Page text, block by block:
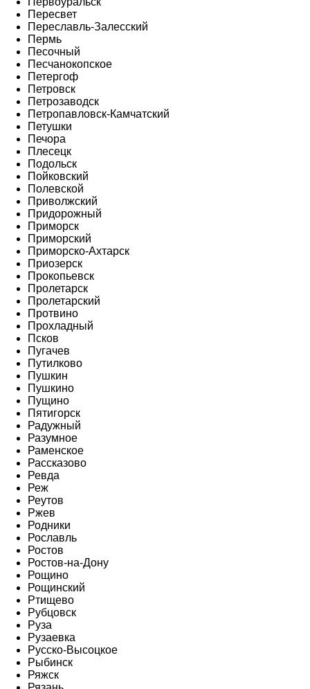
Пересвет
Переславль-Залесский
Пермь
Песочный
Песчанокопское
Петергоф
Петровск
Петрозаводск
Петропавловск-Камчатский
Петушки
Печора
Плесецк
Подольск
Пойковский
Полевской
Приволжский
Придорожный
Приморск
Приморский
Приморско-Ахтарск
Приозерск
Прокопьевск
Пролетарск
Пролетарский
Протвино
Прохладный
Псков
Пугачев
Путилково
Пушкин
Пушкино
Пущино
Пятигорск
Радужный
Разумное
Раменское
Рассказово
Ревда
Реж
Реутов
Ржев
Родники
Рославль
Ростов
Ростов-на-Дону
Рощино
Рощинский
Ртищево
Рубцовск
Руза
Рузаевка
Русско-Высоцкое
Рыбинск
Ряжск